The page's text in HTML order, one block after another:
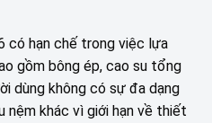
có hạn chế trong việc lựa
gồm bông ép, cao su tổng
dùng không có sự đa dạng
khác vì giới hạn về thiết